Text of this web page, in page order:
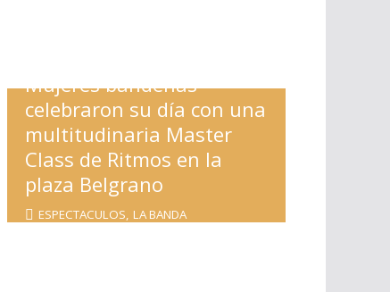
Mujeres bandeñas
celebraron su día con una
multitudinaria Master
Class de Ritmos en la
plaza Belgrano
ESPECTACULOS, LA BANDA